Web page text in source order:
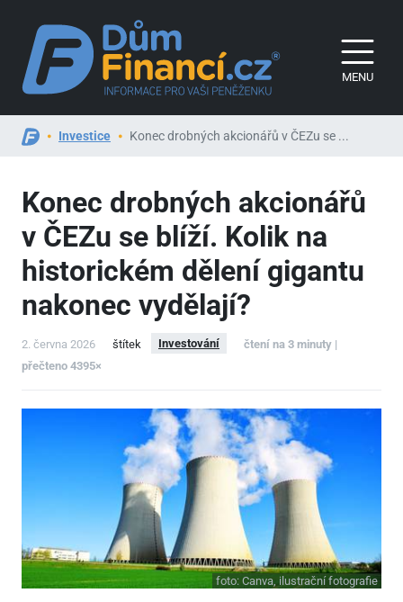
MENU
Investice Konec drobných akcionářů v ČEZu se ...
Konec drobných akcionářů
v ČEZu se blíží. Kolik na
historickém dělení gigantu
nakonec vydělají?
2. června 2026 štítek Investování
čtení na 3 minuty |
přečteno 4395×
foto: Canva, ilustrační fotografie